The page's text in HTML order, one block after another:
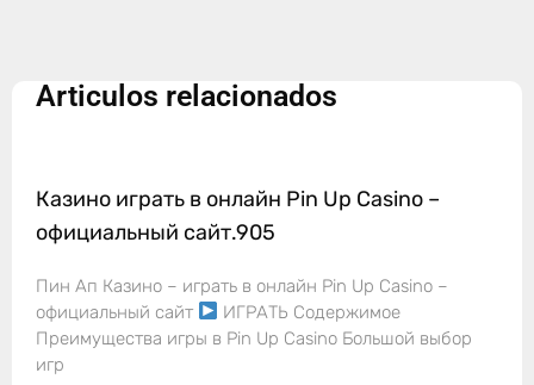
Articulos relacionados
Казино играть в онлайн Pin Up Casino –
официальный сайт.905
Пин Ап Казино – играть в онлайн Pin Up Casino –
официальный сайт
ИГРАТЬ Содержимое
Преимущества игры в Pin Up Casino Большой выбор
игр